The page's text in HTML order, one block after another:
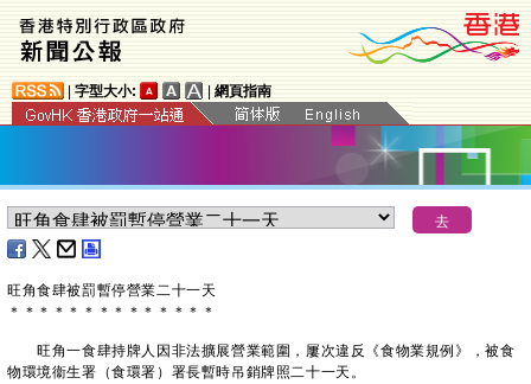
字型大小: 網頁指南
旺角食肆被罰暫停營業二十一天
＊ ＊ ＊ ＊ ＊ ＊ ＊ ＊ ＊ ＊ ＊ ＊ ＊ ＊
旺角一食肆持牌人因非法擴展營業範圍，屢次違反《食物業規例》，被食
物環境衞生署（食環署）署長暫時吊銷牌照二十一天。